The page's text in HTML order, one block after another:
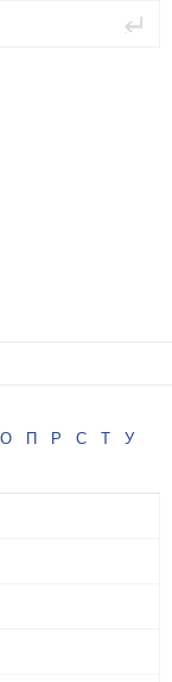
О П Р С Т
У